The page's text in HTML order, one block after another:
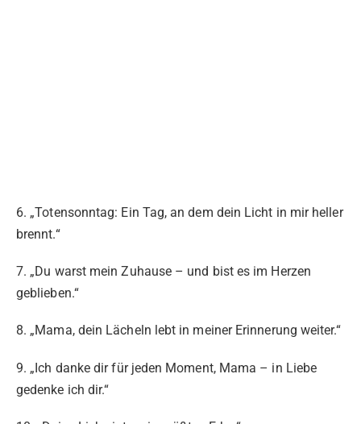
6. „Totensonntag: Ein Tag, an dem dein Licht in mir heller
brennt.“
7. „Du warst mein Zuhause – und bist es im Herzen
geblieben.“
8. „Mama, dein Lächeln lebt in meiner Erinnerung weiter.“
9. „Ich danke dir für jeden Moment, Mama – in Liebe
gedenke ich dir.“